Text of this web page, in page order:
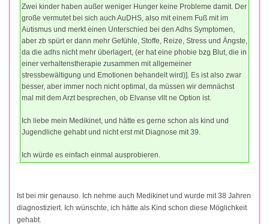
Zwei kinder haben außer weniger Hunger keine Probleme damit. Der
große vermutet bei sich auch AuDHS, also mit einem Fuß mit im
Autismus und merkt einen Unterschied bei den Adhs Symptomen,
aber zb spürt er dann mehr Gefühle, Stoffe, Reize, Stress und Ängste,
da die adhs nicht mehr überlagert, (er hat eine phobie bzg Blut, die in
einer verhaltenstherapie zusammen mit allgemeiner
stressbewältigung und Emotionen behandelt wird)]. Es ist also zwar
besser, aber immer noch nicht optimal, da müssen wir demnächst
mal mit dem Arzt besprechen, ob Elvanse vllt ne Option ist.
Ich liebe mein Medikinet, und hätte es gerne schon als kind und
Jugendliche gehabt und nicht erst mit Diagnose mit 39.
Ich würde es einfach einmal ausprobieren.
Ist bei mir genauso. Ich nehme auch Medikinet und wurde mit 38 Jahren
diagnostiziert. Ich wünschte, ich hätte als Kind schon diese Möglichkeit
gehabt.